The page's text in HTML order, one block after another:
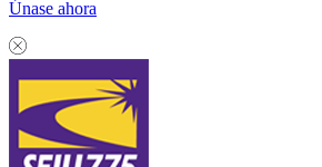
Únase ahora